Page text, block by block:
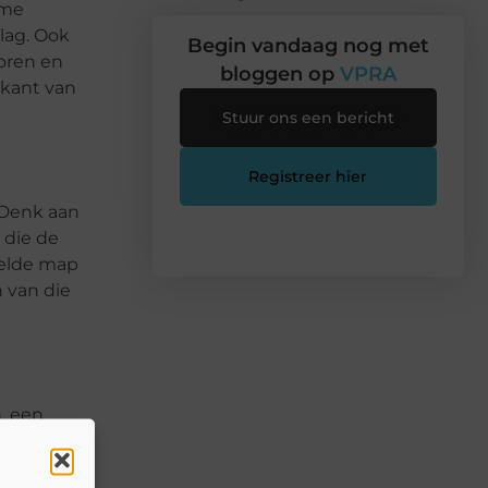
Ook
en
van
aan
de
map
van die
een
Begin vandaag nog met
bloggen op VPRA
Stuur ons een bericht
Registreer hier